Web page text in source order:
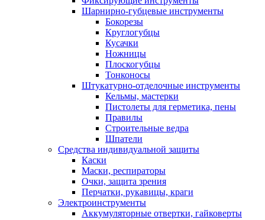
Шарнирно-губцевые инструменты
Бокорезы
Круглогубцы
Кусачки
Ножницы
Плоскогубцы
Тонконосы
Штукатурно-отделочные инструменты
Кельмы, мастерки
Пистолеты для герметика, пены
Правилы
Строительные ведра
Шпатели
Средства индивидуальной защиты
Каски
Маски, респираторы
Очки, защита зрения
Перчатки, рукавицы, краги
Электроинструменты
Аккумуляторные отвертки, гайковерты